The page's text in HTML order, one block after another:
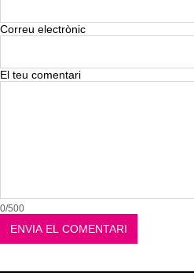
Correu electrònic
El teu comentari
0/500